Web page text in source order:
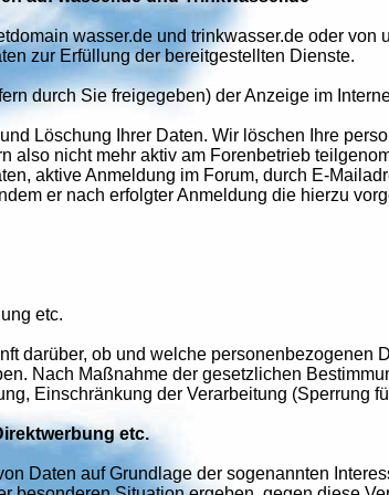
wasser.de und trinkwasser.de oder
zur Erfüllung der bereitgestellten Dienste.
durch Sie freigegeben) der Anzeige im
Löschung Ihrer Daten. Wir löschen Ihre
also nicht mehr aktiv am Forenbetrieb
aktive Anmeldung im Forum, durch E-
er nach erfolgter Anmeldung die hierzu
etc.
darüber, ob und welche personenbezogenen
Nach Maßnahme der gesetzlichen
Einschränkung der Verarbeitung (Sperrung
etc.
Daten auf Grundlage der sogenannten